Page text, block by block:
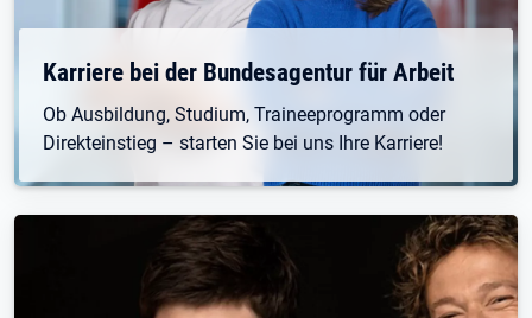
Karriere bei der Bundesagentur für Arbeit
Ob Ausbildung, Studium, Traineeprogramm oder
Direkteinstieg – starten Sie bei uns Ihre Karriere!